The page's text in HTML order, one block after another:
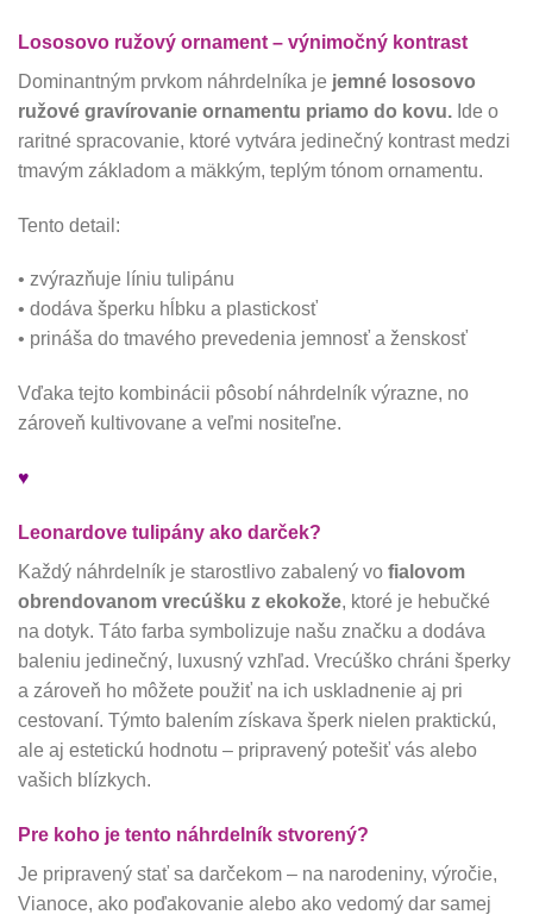
Lososovo ružový ornament – výnimočný kontrast
Dominantným prvkom náhrdelníka je jemné lososovo
ružové gravírovanie ornamentu priamo do kovu. Ide o
raritné spracovanie, ktoré vytvára jedinečný kontrast medzi
tmavým základom a mäkkým, teplým tónom ornamentu.
Tento detail:
• zvýrazňuje líniu tulipánu
• dodáva šperku hĺbku a plastickosť
• prináša do tmavého prevedenia jemnosť a ženskosť
Vďaka tejto kombinácii pôsobí náhrdelník výrazne, no
zároveň kultivovane a veľmi nositeľne.
♥
Leonardove tulipány ako darček?
Každý náhrdelník je starostlivo zabalený vo fialovom
obrendovanom vrecúšku z ekokože, ktoré je hebučké
na dotyk. Táto farba symbolizuje našu značku a dodáva
baleniu jedinečný, luxusný vzhľad. Vrecúško chráni šperky
a zároveň ho môžete použiť na ich uskladnenie aj pri
cestovaní. Týmto balením získava šperk nielen praktickú,
ale aj estetickú hodnotu – pripravený potešiť vás alebo
vašich blízkych.
Pre koho je tento náhrdelník stvorený?
Je pripravený stať sa darčekom – na narodeniny, výročie,
Vianoce, ako poďakovanie alebo ako vedomý dar samej